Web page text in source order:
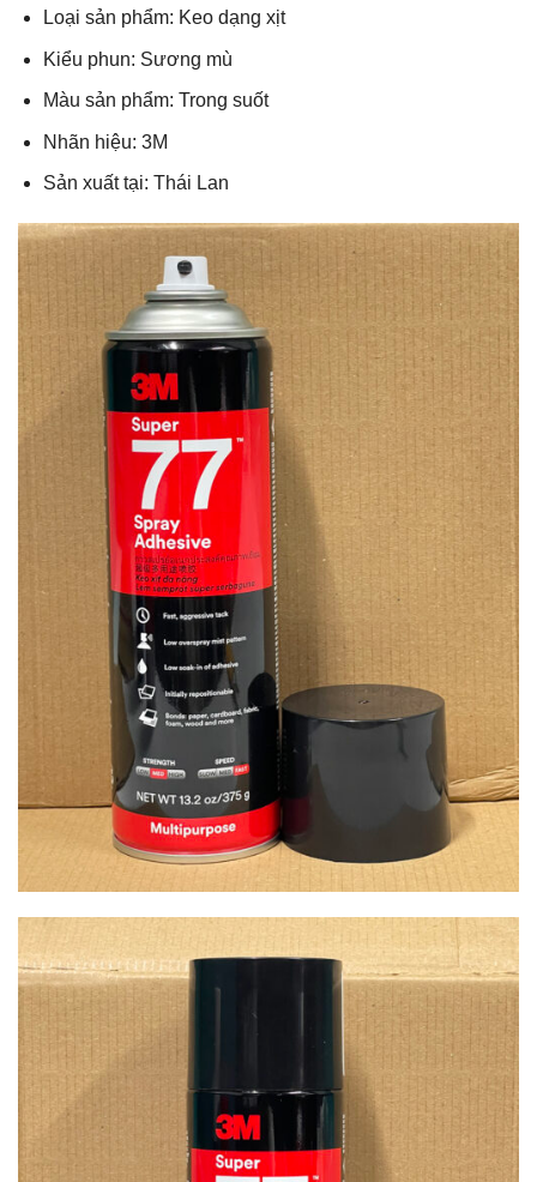
Loại sản phẩm: Keo dạng xịt
Kiểu phun: Sương mù
Màu sản phẩm: Trong suốt
Nhãn hiệu: 3M
Sản xuất tại: Thái Lan